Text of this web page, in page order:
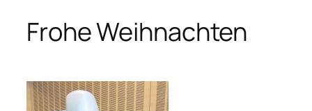
Frohe Weihnachten